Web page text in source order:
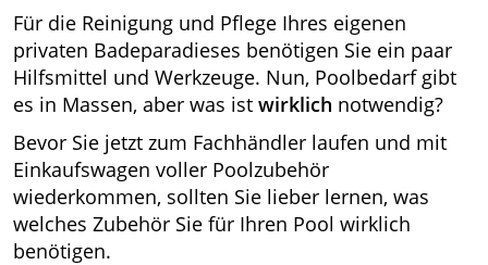
Für die Reinigung und Pflege Ihres eigenen
privaten Badeparadieses benötigen Sie ein paar
Hilfsmittel und Werkzeuge. Nun, Poolbedarf gibt
es in Massen, aber was ist wirklich notwendig?
Bevor Sie jetzt zum Fachhändler laufen und mit
Einkaufswagen voller Poolzubehör
wiederkommen, sollten Sie lieber lernen, was
welches Zubehör Sie für Ihren Pool wirklich
benötigen.